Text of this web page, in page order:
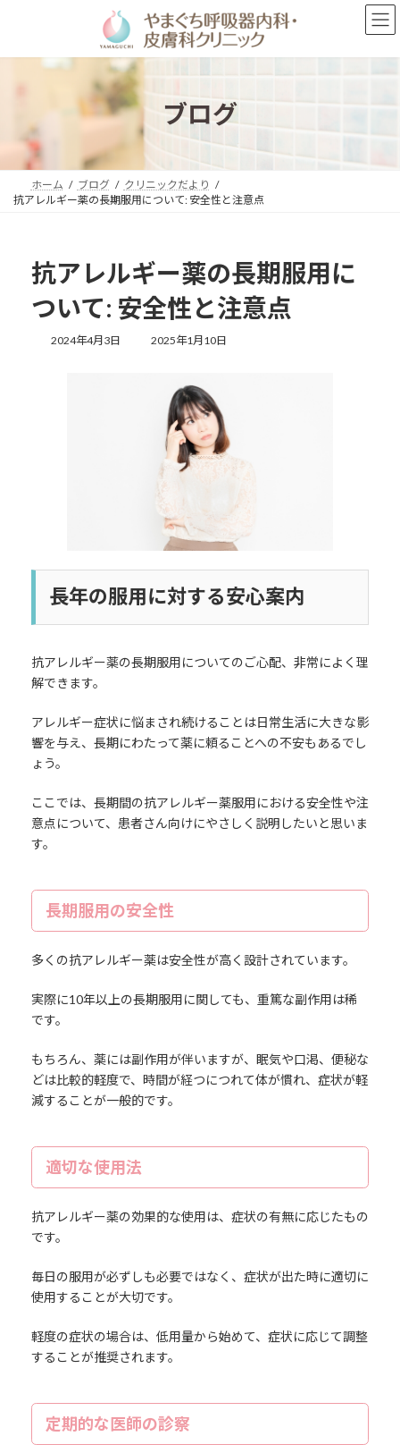
ン
プ
ー
動
ブログ
ホーム ブログ
クリニックだより
抗アレルギー薬の長期服用について: 安全性と注意点
抗アレルギー薬の長期服用に
ついて: 安全性と注意点
2024年4月3日
最
2025年1月10日
長年の服用に対する安心案内
抗アレルギー薬の長期服用についてのご心配、非常によく理
解できます。
アレルギー症状に悩まされ続けることは日常生活に大きな影
響を与え、長期にわたって薬に頼ることへの不安もあるでし
ょう。
ここでは、長期間の抗アレルギー薬服用における安全性や注
意点について、患者さん向けにやさしく説明したいと思いま
す。
長期服用の安全性
多くの抗アレルギー薬は安全性が高く設計されています。
実際に10年以上の長期服用に関しても、重篤な副作用は稀
です。
もちろん、薬には副作用が伴いますが、眠気や口渇、便秘な
どは比較的軽度で、時間が経つにつれて体が慣れ、症状が軽
減することが一般的です。
適切な使用法
抗アレルギー薬の効果的な使用は、症状の有無に応じたもの
です。
毎日の服用が必ずしも必要ではなく、症状が出た時に適切に
使用することが大切です。
軽度の症状の場合は、低用量から始めて、症状に応じて調整
することが推奨されます。
定期的な医師の診察